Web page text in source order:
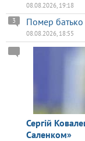
08.08.2026, 19:18
Помер батько
3
08.08.2026, 18:55
Сергій
Саленком»